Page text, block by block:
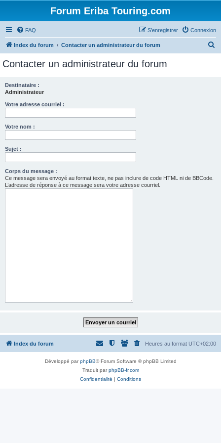
Forum Eriba Touring.com
FAQ Connexion
S’enregistrer
Index du forum Contacter un administrateur du forum
Contacter un administrateur du forum
Destinataire :
Administrateur
Votre adresse courriel :
Votre nom :
Sujet :
Corps du message :
Ce message sera envoyé au format texte, ne pas inclure de code HTML ni de BBCode.
L’adresse de réponse à ce message sera votre adresse courriel.
Index du forum Heures au format UTC+02:00
Développé parphpBB® Forum Software © phpBB Limited
Traduit parphpBB-fr.com
Confidentialité | Conditions